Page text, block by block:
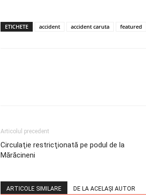
ETICHETE accident accident caruta featured
Articolul precedent
Circulaţie restricţionată pe podul de la
Mărăcineni
ARTICOLE SIMILARE DE LA ACELAȘI AUTOR